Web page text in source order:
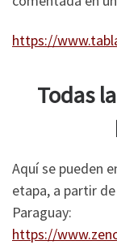
https://
Todas
Aquí se pueden
etapa, a partir
Paraguay:
https://